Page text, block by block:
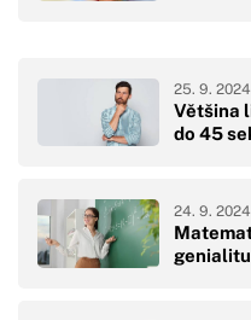
Většina
do 45
25. 9. 2024
24. 9. 2024